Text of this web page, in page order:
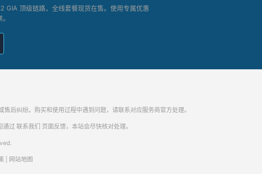
GIA 顶级链路，全线套餐现货在售。使用专属优惠
后纠纷。购买和使用过程中遇到问题，请联系对应服务商官方处理。
通过 联系我们 页面反馈，本站会尽快核对处理。
网站地图